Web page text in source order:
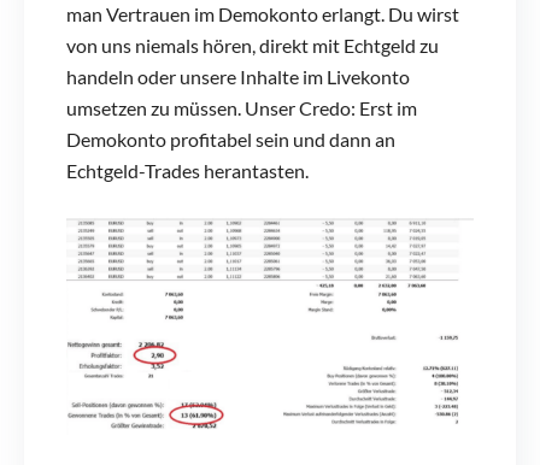
man Vertrauen im Demokonto erlangt. Du wirst
von uns niemals hören, direkt mit Echtgeld zu
handeln oder unsere Inhalte im Livekonto
umsetzen zu müssen. Unser Credo: Erst im
Demokonto profitabel sein und dann an
Echtgeld-Trades herantasten.